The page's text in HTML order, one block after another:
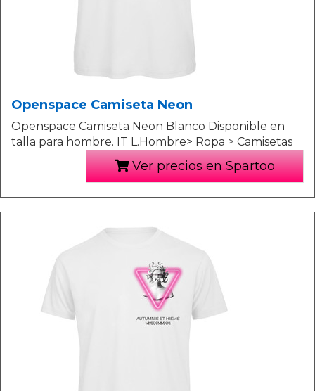
Openspace Camiseta Neon
Openspace Camiseta Neon Blanco Disponible en
talla para hombre. IT L.Hombre> Ropa > Camisetas
Ver precios en Spartoo